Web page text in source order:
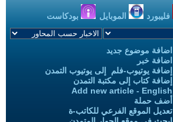
فليبورد الموبايل بودكاست
اضافة موضوع جديد
اضافة خبر
إضافة يوتيوب-فلم إلى يوتيوب التمدن
إضافة كتاب إلى مكتبة التمدن
Add new article - English
أضف حملة
تعديل الموقع الفرعي للكاتب-ة